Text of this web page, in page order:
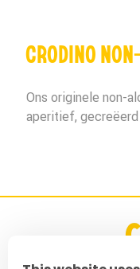
CRODINO
Ons originele non-
aperitief, gecreëerd